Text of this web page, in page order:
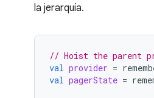
la jerarquía.
// Hoist the parent
val provider =
val pagerState =